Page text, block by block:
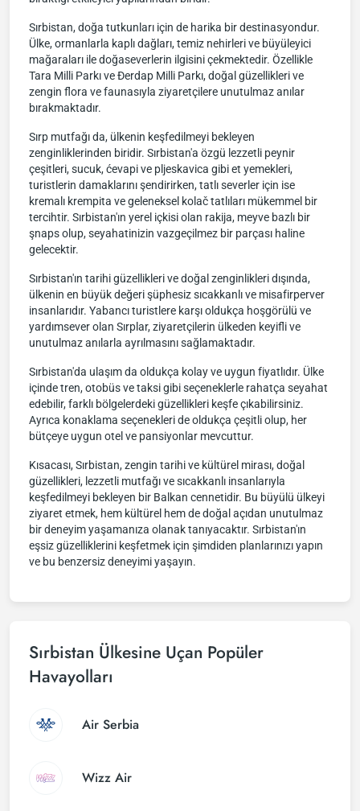
Sırbistan, doğa tutkunları için de harika bir destinasyondur.
Ülke, ormanlarla kaplı dağları, temiz nehirleri ve büyüleyici
mağaraları ile doğaseverlerin ilgisini çekmektedir. Özellikle
Tara Milli Parkı ve Đerdap Milli Parkı, doğal güzellikleri ve
zengin flora ve faunasıyla ziyaretçilere unutulmaz anılar
bırakmaktadır.
Sırp mutfağı da, ülkenin keşfedilmeyi bekleyen
zenginliklerinden biridir. Sırbistan'a özgü lezzetli peynir
çeşitleri, sucuk, ćevapi ve pljeskavica gibi et yemekleri,
turistlerin damaklarını şendirirken, tatlı severler için ise
kremalı krempita ve geleneksel kolač tatlıları mükemmel bir
tercihtir. Sırbistan'ın yerel içkisi olan rakija, meyve bazlı bir
şnaps olup, seyahatinizin vazgeçilmez bir parçası haline
gelecektir.
Sırbistan'ın tarihi güzellikleri ve doğal zenginlikleri dışında,
ülkenin en büyük değeri şüphesiz sıcakkanlı ve misafirperver
insanlarıdır. Yabancı turistlere karşı oldukça hoşgörülü ve
yardımsever olan Sırplar, ziyaretçilerin ülkeden keyifli ve
unutulmaz anılarla ayrılmasını sağlamaktadır.
Sırbistan'da ulaşım da oldukça kolay ve uygun fiyatlıdır. Ülke
içinde tren, otobüs ve taksi gibi seçeneklerle rahatça seyahat
edebilir, farklı bölgelerdeki güzellikleri keşfe çıkabilirsiniz.
Ayrıca konaklama seçenekleri de oldukça çeşitli olup, her
bütçeye uygun otel ve pansiyonlar mevcuttur.
Kısacası, Sırbistan, zengin tarihi ve kültürel mirası, doğal
güzellikleri, lezzetli mutfağı ve sıcakkanlı insanlarıyla
keşfedilmeyi bekleyen bir Balkan cennetidir. Bu büyülü ülkeyi
ziyaret etmek, hem kültürel hem de doğal açıdan unutulmaz
bir deneyim yaşamanıza olanak tanıyacaktır. Sırbistan'ın
eşsiz güzelliklerini keşfetmek için şimdiden planlarınızı yapın
ve bu benzersiz deneyimi yaşayın.
Sırbistan Ülkesine Uçan Popüler
Havayolları
Air Serbia
Wizz Air